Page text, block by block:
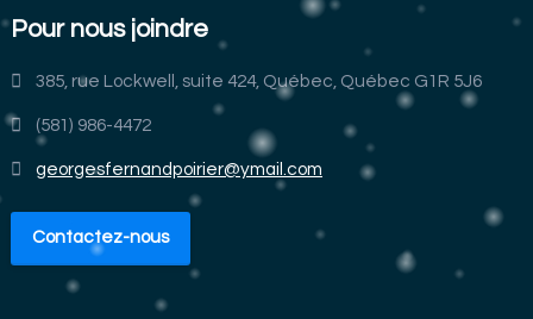
Pour nous joindre
385, rue Lockwell, suite 424, Québec, Québec G1R 5J6
(581) 986-4472
georgesfernandpoirier@ymail.com
Contactez-nous